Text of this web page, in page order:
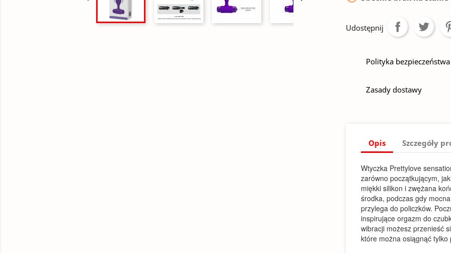
Udostępnij
Polityka bezpieczeństwa
Zasady dostawy
Opis Szczegóły
Wtyczka Prettylove
zarówno początkującym,
miękki silikon i zwężana
środka, podczas gdy
przylega do policzków.
inspirujące orgazm do
wibracji możesz przenieść
które można osiągnąć